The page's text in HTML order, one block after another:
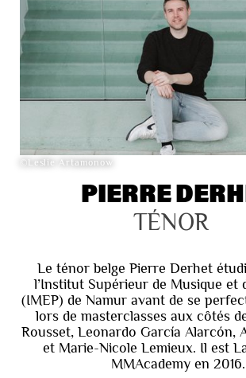
©Leslie Artamonow
PIERRE
TÉNOR
Le ténor belge Pierre Derhet
l’Institut Supérieur de Musique et
(IMEP) de Namur avant de se
lors de masterclasses aux côtés
Rousset, Leonardo García Alarcón,
et Marie-Nicole Lemieux. Il est
MMAcademy en 2016.